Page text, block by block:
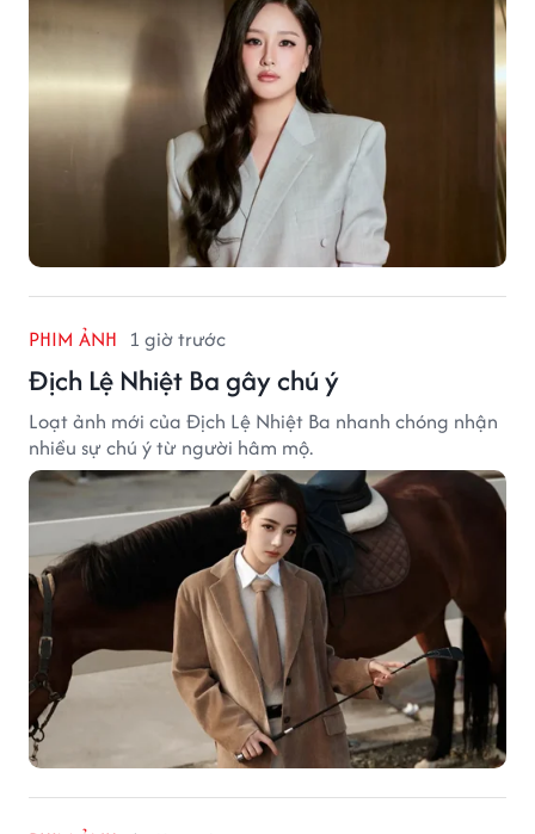
PHIM ẢNH 1 giờ trước
Địch Lệ Nhiệt Ba gây chú ý
Loạt ảnh mới của Địch Lệ Nhiệt Ba nhanh chóng nhận
nhiều sự chú ý từ người hâm mộ.